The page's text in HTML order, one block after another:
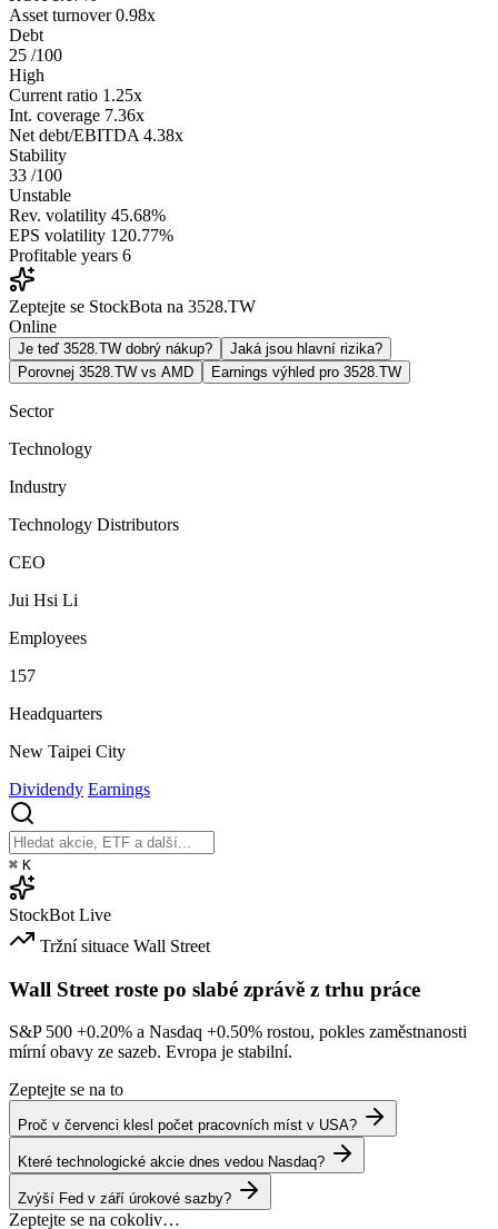
Asset turnover 0.98x
Debt
25 /100
High
Current ratio 1.25x
Int. coverage 7.36x
Net debt/EBITDA 4.38x
Stability
33 /100
Unstable
Rev. volatility 45.68%
EPS volatility 120.77%
Profitable years 6
Zeptejte se StockBota na 3528.TW
Online
Je teď 3528.TW dobrý nákup?
Jaká jsou hlavní rizika?
Porovnej 3528.TW vs AMD
Earnings výhled pro 3528.TW
Sector
Technology
Industry
Technology Distributors
CEO
Jui Hsi Li
Employees
157
Headquarters
New Taipei City
Dividendy Earnings
⌘ K
StockBot Live
Tržní situace Wall Street
Wall Street roste po slabé zprávě z trhu práce
S&P 500 +0.20% a Nasdaq +0.50% rostou, pokles zaměstnanosti
mírní obavy ze sazeb. Evropa je stabilní.
Zeptejte se na to
Proč v červenci klesl počet pracovních míst v USA?
Které technologické akcie dnes vedou Nasdaq?
Zvýší Fed v září úrokové sazby?